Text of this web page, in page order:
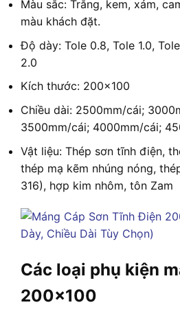
Màu sắc: Trắng, kem, xám,
màu khách đặt.
Độ dày: Tole 0.8, Tole 1.0,
2.0
Kích thước: 200×100
Chiều dài: 2500mm/cái;
3500mm/cái; 4000mm/cái;
Vật liệu: Thép sơn tĩnh điện,
thép mạ kẽm nhúng nóng,
316), hợp kim nhôm, tôn Zam
Các loại phụ kiện
200×100